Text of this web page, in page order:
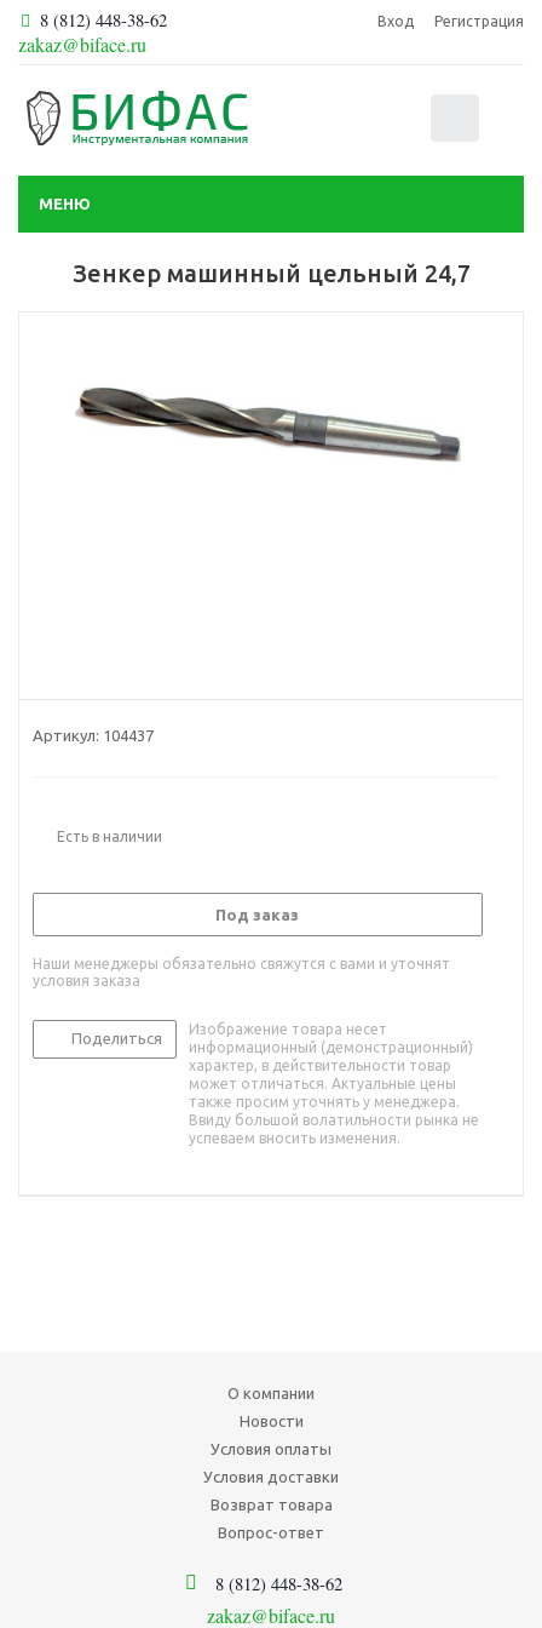
8 (812) 448-38-62
zakaz@biface.ru
Вход Регистрация
МЕНЮ
Зенкер машинный цельный 24,7
Артикул: 104437
Есть в наличии
Под заказ
Наши менеджеры обязательно свяжутся с вами и уточнят
условия заказа
Поделиться
Изображение товара несет
информационный (демонстрационный)
характер, в действительности товар
может отличаться. Актуальные цены
также просим уточнять у менеджера.
Ввиду большой волатильности рынка не
успеваем вносить изменения.
О компании
Новости
Условия оплаты
Условия доставки
Возврат товара
Вопрос-ответ
8 (812) 448-38-62
zakaz@biface.ru